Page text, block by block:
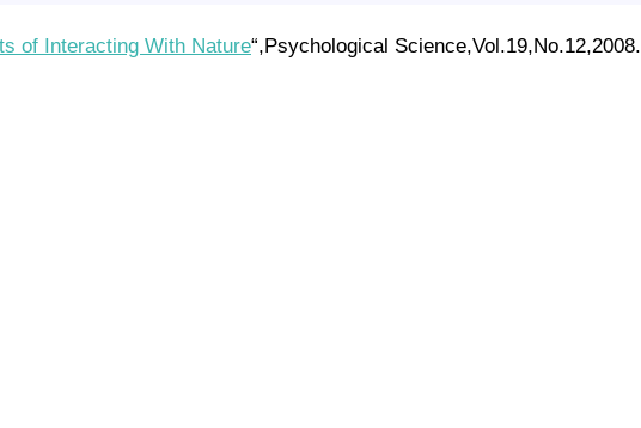
of Interacting With Nature“,Psychological Science,Vol.19,No.12,2008.